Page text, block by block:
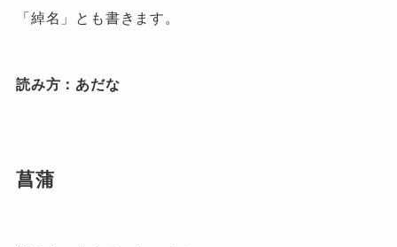
「綽名」とも書きます。
読み方：あだな
菖蒲